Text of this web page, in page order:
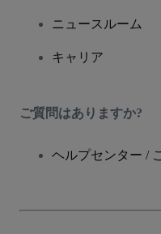
ニュースルーム
キャリア
ご質問はありますか?
ヘルプセンター /